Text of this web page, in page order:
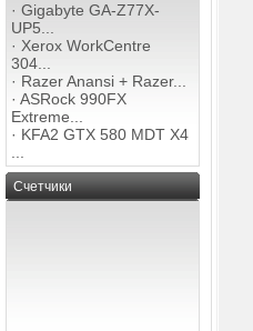
· Gigabyte GA-Z77X-
UP5...
· Xerox WorkCentre
304...
· Razer Anansi + Razer...
· ASRock 990FX
Extreme...
· KFA2 GTX 580 MDT X4
Счетчики